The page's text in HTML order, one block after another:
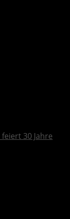
feiert 30 Jahre